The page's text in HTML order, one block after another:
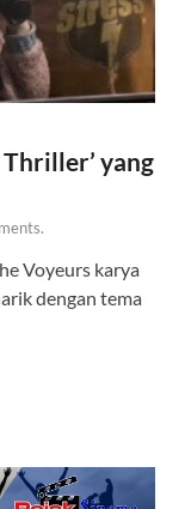
Thriller’ yang
Voyeurs karya
dengan tema